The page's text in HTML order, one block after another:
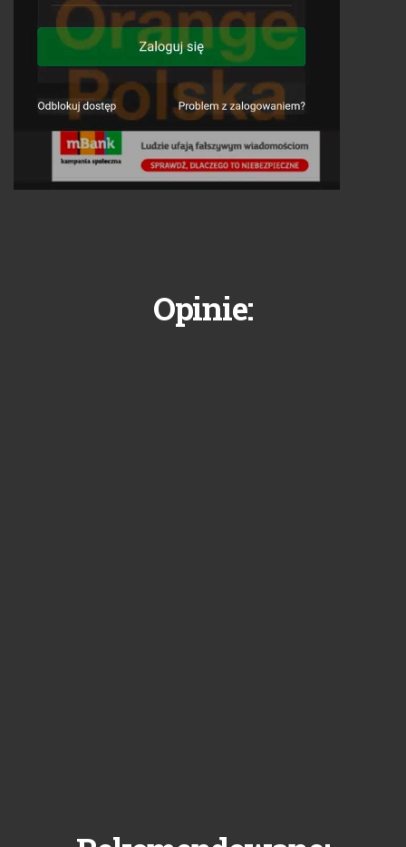
Opinie: